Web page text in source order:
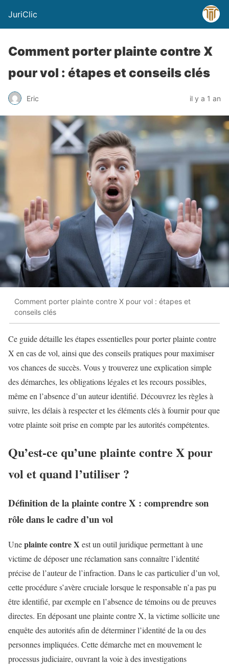
JuriClic
Comment porter plainte contre X
pour vol : étapes et conseils clés
Eric il y a 1 an
Comment porter plainte contre X pour vol : étapes et
conseils clés
Ce guide détaille les étapes essentielles pour porter plainte contre
X en cas de vol, ainsi que des conseils pratiques pour maximiser
vos chances de succès. Vous y trouverez une explication simple
des démarches, les obligations légales et les recours possibles,
même en l’absence d’un auteur identifié. Découvrez les règles à
suivre, les délais à respecter et les éléments clés à fournir pour que
votre plainte soit prise en compte par les autorités compétentes.
Qu’est-ce qu’une plainte contre X pour
vol et quand l’utiliser ?
Définition de la plainte contre X : comprendre son
rôle dans le cadre d’un vol
Uneplainte contre X est un outil juridique permettant à une
victime de déposer une réclamation sans connaître l’identité
précise de l’auteur de l’infraction. Dans le cas particulier d’un vol,
cette procédure s’avère cruciale lorsque le responsable n’a pas pu
être identifié, par exemple en l’absence de témoins ou de preuves
directes. En déposant une plainte contre X, la victime sollicite une
enquête des autorités afin de déterminer l’identité de la ou des
personnes impliquées. Cette démarche met en mouvement le
processus judiciaire, ouvrant la voie à des investigations